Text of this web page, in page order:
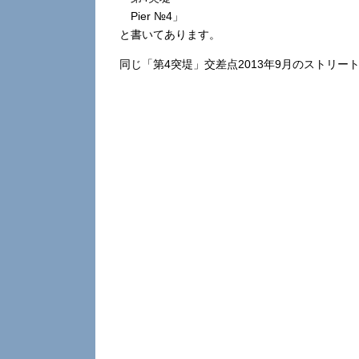
Pier №4」
と書いてあります。
同じ「第4突堤」交差点2013年9月のストリート